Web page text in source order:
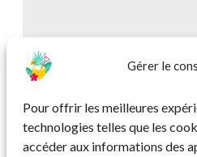
Gérer le
Pour offrir les meilleures
technologies telles que les
accéder aux informations des